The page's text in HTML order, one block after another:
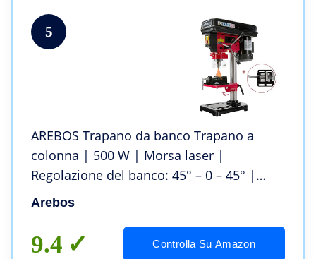
5
AREBOS Trapano da banco Trapano a
colonna | 500 W | Morsa laser |
Regolazione del banco: 45° – 0 – 45° |
Velocità selezionabili: 5
Arebos
9.4 Controlla Su Amazon